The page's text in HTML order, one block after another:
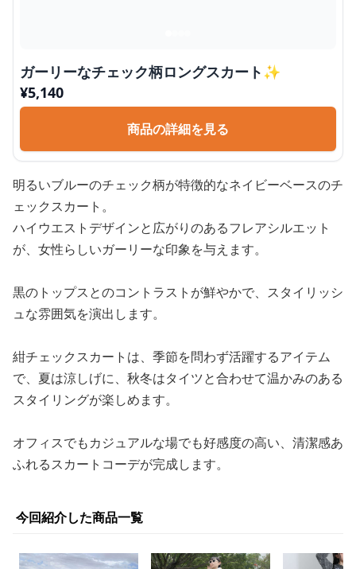
ガーリーなチェック柄ロングスカート✨
¥5,140
商品の詳細を見る
明るいブルーのチェック柄が特徴的なネイビーベースのチ
ェックスカート。
ハイウエストデザインと広がりのあるフレアシルエット
が、女性らしいガーリーな印象を与えます。
黒のトップスとのコントラストが鮮やかで、スタイリッシ
ュな雰囲気を演出します。
紺チェックスカートは、季節を問わず活躍するアイテム
で、夏は涼しげに、秋冬はタイツと合わせて温かみのある
スタイリングが楽しめます。
オフィスでもカジュアルな場でも好感度の高い、清潔感あ
ふれるスカートコーデが完成します。
今回紹介した商品一覧